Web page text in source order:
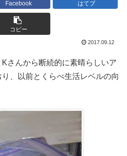
Facebook はてブ
コピー
2017.09.12
さんから断続的に素晴らしいア
、以前とくらべ生活レベルの向